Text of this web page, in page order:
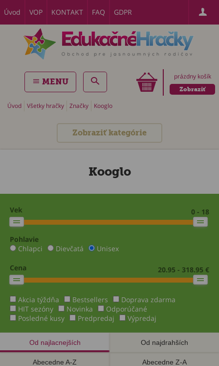
Úvod VOP KONTAKT FAQ GDPR
prázdny košík
Zobraziť
MENU
Úvod Všetky hračky Značky Kooglo
Zobraziť kategórie
Kooglo
Vek 0 - 18
Pohlavie
Chlapci
Dievčatá Unisex
Cena 20.95 - 318.95 €
Akcia týždňa Bestsellers
Doprava zdarma
HIT sezóny
Novinka
Odporúčané
Posledné kusy
Predpredaj Výpredaj
Od najlacnejších Od najdrahších
Abecedne A-Z Abecedne Z-A